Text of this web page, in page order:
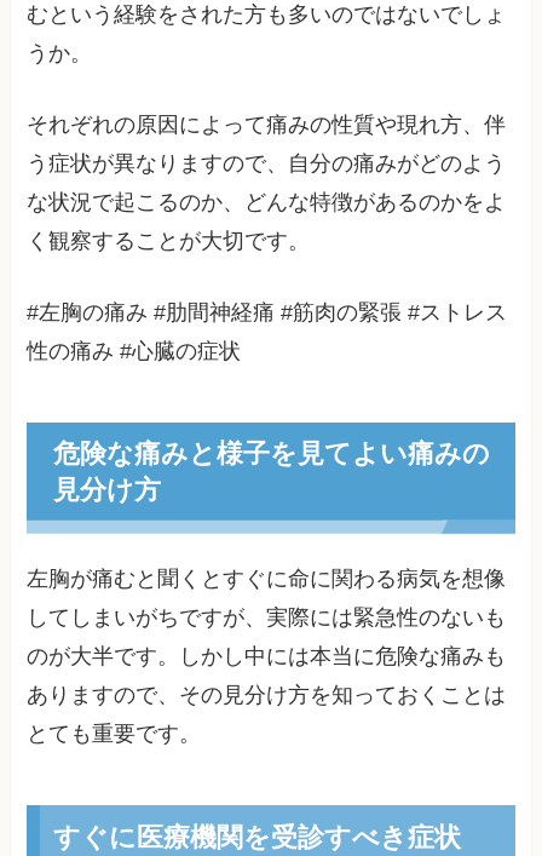
むという経験をされた方も多いのではないでしょ
うか。
それぞれの原因によって痛みの性質や現れ方、伴
う症状が異なりますので、自分の痛みがどのよう
な状況で起こるのか、どんな特徴があるのかをよ
く観察することが大切です。
#左胸の痛み #肋間神経痛 #筋肉の緊張 #ストレス
性の痛み #心臓の症状
危険な痛みと様子を見てよい痛みの
見分け方
左胸が痛むと聞くとすぐに命に関わる病気を想像
してしまいがちですが、実際には緊急性のないも
のが大半です。しかし中には本当に危険な痛みも
ありますので、その見分け方を知っておくことは
とても重要です。
すぐに医療機関を受診すべき症状